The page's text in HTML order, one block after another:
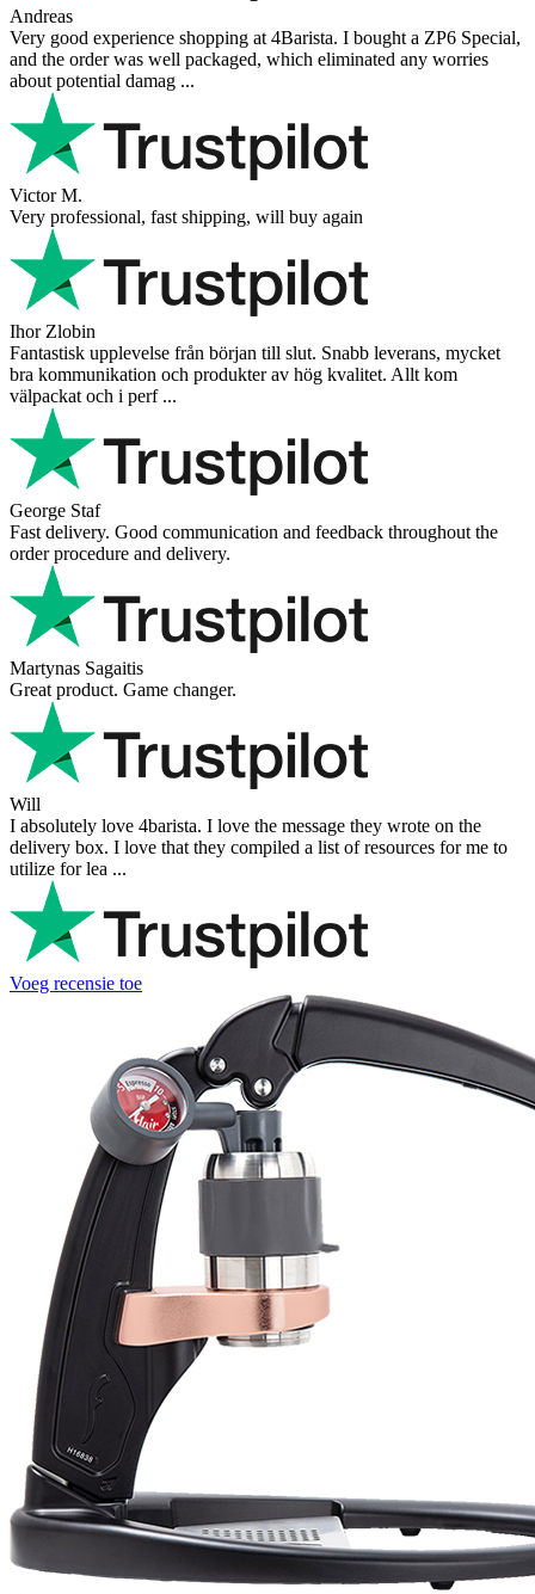
Andreas
Very good experience shopping at 4Barista. I bought a ZP6 Special,
and the order was well packaged, which eliminated any worries
about potential damag ...
Victor M.
Very professional, fast shipping, will buy again
Ihor Zlobin
Fantastisk upplevelse från början till slut. Snabb leverans, mycket
bra kommunikation och produkter av hög kvalitet. Allt kom
välpackat och i perf ...
George Staf
Fast delivery. Good communication and feedback throughout the
order procedure and delivery.
Martynas Sagaitis
Great product. Game changer.
Will
I absolutely love 4barista. I love the message they wrote on the
delivery box. I love that they compiled a list of resources for me to
utilize for lea ...
Voeg recensie toe